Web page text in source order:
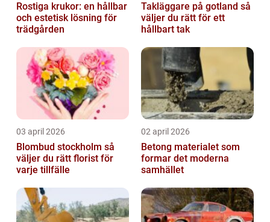
Rostiga krukor: en hållbar
och estetisk lösning för
trädgården
Takläggare på gotland så
väljer du rätt för ett
hållbart tak
03 april 2026
Blombud stockholm så
väljer du rätt florist för
varje tillfälle
02 april 2026
Betong materialet som
formar det moderna
samhället